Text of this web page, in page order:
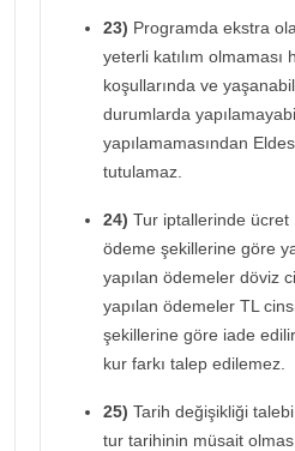
23) Programda ekstra
yeterli katılım
koşullarında ve
durumlarda
yapılamamasından
tutulamaz.
24) Tur iptallerinde
ödeme şekillerine göre
yapılan ödemeler döviz
yapılan ödemeler TL
şekillerine göre iade
kur farkı talep edilemez.
25) Tarih değişikliği
tur tarihinin müsait